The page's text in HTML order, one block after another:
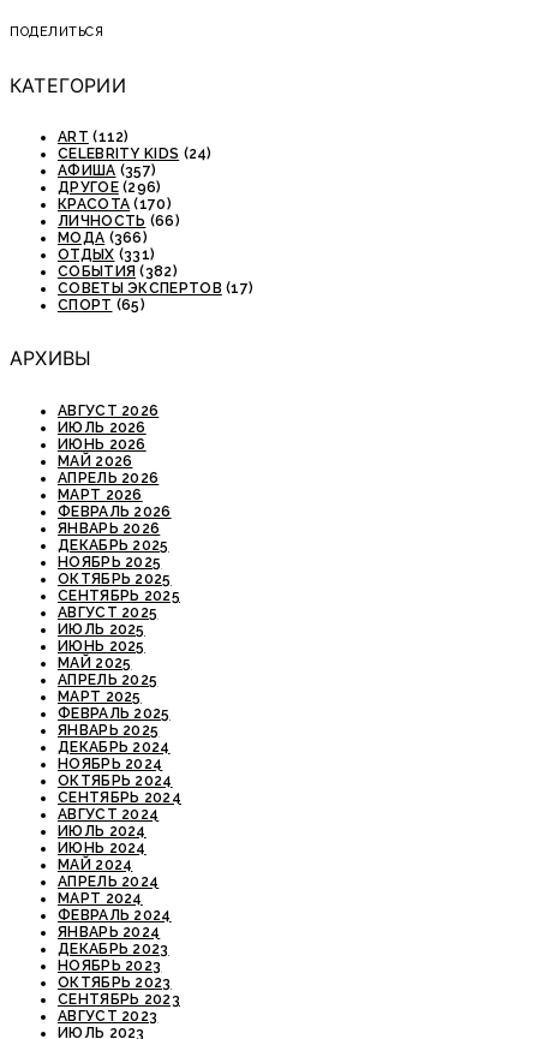
ПОДЕЛИТЬСЯ
КАТЕГОРИИ
ART (112)
CELEBRITY KIDS (24)
АФИША (357)
ДРУГОЕ(296)
КРАСОТА (170)
ЛИЧНОСТЬ (66)
МОДА (366)
ОТДЫХ (331)
СОБЫТИЯ (382)
СОВЕТЫ ЭКСПЕРТОВ (17)
СПОРТ (65)
АРХИВЫ
АВГУСТ 2026
ИЮЛЬ 2026
ИЮНЬ 2026
МАЙ 2026
АПРЕЛЬ 2026
МАРТ 2026
ФЕВРАЛЬ 2026
ЯНВАРЬ 2026
ДЕКАБРЬ 2025
НОЯБРЬ 2025
ОКТЯБРЬ 2025
СЕНТЯБРЬ 2025
АВГУСТ 2025
ИЮЛЬ 2025
ИЮНЬ 2025
МАЙ 2025
АПРЕЛЬ 2025
МАРТ 2025
ФЕВРАЛЬ 2025
ЯНВАРЬ 2025
ДЕКАБРЬ 2024
НОЯБРЬ 2024
ОКТЯБРЬ 2024
СЕНТЯБРЬ 2024
АВГУСТ 2024
ИЮЛЬ 2024
ИЮНЬ 2024
МАЙ 2024
АПРЕЛЬ 2024
МАРТ 2024
ФЕВРАЛЬ 2024
ЯНВАРЬ 2024
ДЕКАБРЬ 2023
НОЯБРЬ 2023
ОКТЯБРЬ 2023
СЕНТЯБРЬ 2023
АВГУСТ 2023
ИЮЛЬ 2023